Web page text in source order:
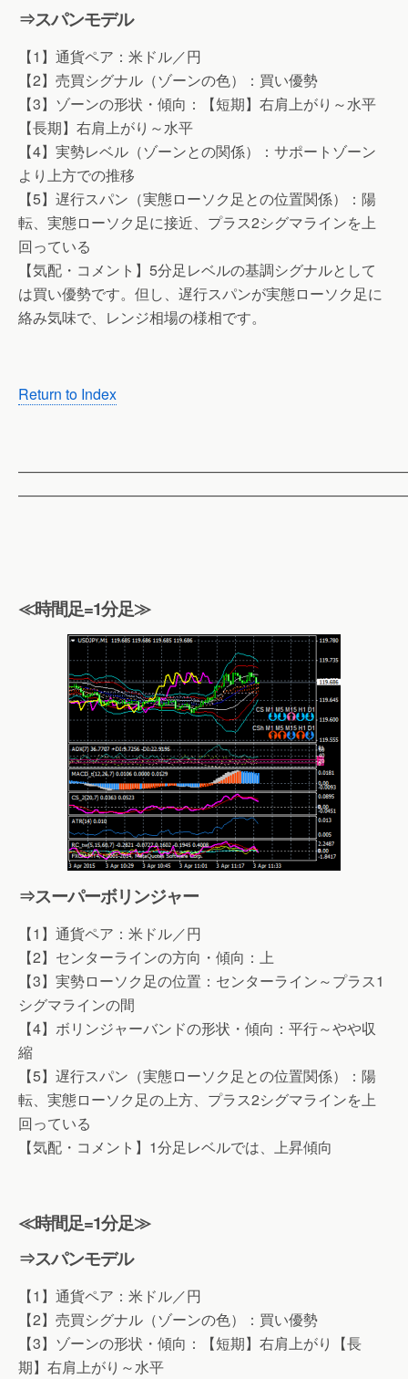
⇒スパンモデル
【1】通貨ペア：米ドル／円
【2】売買シグナル（ゾーンの色）：買い優勢
【3】ゾーンの形状・傾向：【短期】右肩上がり～水平
【長期】右肩上がり～水平
【4】実勢レベル（ゾーンとの関係）：サポートゾーン
より上方での推移
【5】遅行スパン（実態ローソク足との位置関係）：陽
転、実態ローソク足に接近、プラス2シグマラインを上
回っている
【気配・コメント】5分足レベルの基調シグナルとして
は買い優勢です。但し、遅行スパンが実態ローソク足に
絡み気味で、レンジ相場の様相です。
Return to Index
≪時間足=1分足≫
⇒スーパーボリンジャー
【1】通貨ペア：米ドル／円
【2】センターラインの方向・傾向：上
【3】実勢ローソク足の位置：センターライン～プラス1
シグマラインの間
【4】ボリンジャーバンドの形状・傾向：平行～やや収
縮
【5】遅行スパン（実態ローソク足との位置関係）：陽
転、実態ローソク足の上方、プラス2シグマラインを上
回っている
【気配・コメント】1分足レベルでは、上昇傾向
≪時間足=1分足≫
⇒スパンモデル
【1】通貨ペア：米ドル／円
【2】売買シグナル（ゾーンの色）：買い優勢
【3】ゾーンの形状・傾向：【短期】右肩上がり【長
期】右肩上がり～水平